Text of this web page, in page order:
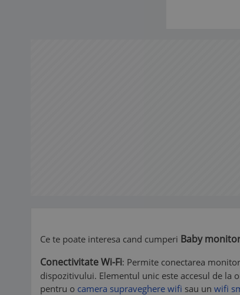
Ce te poate interesa cand cumperi Baby
Conectivitate Wi-Fi: Permite conectarea
dispozitivului. Elementul unic este accesul de la
pentru o camera supraveghere wifi sau un wifi